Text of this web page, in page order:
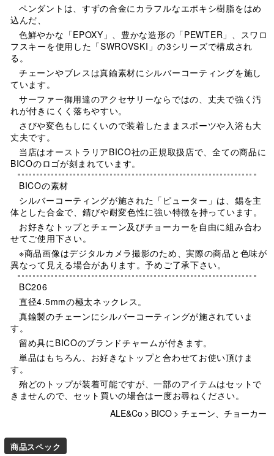
ペンダントは、すずの合金にカラフルなエポキシ樹脂をはめ
込んだ、
色鮮やかな「EPOXY」、豊かな造形の「PEWTER」、スワロ
フスキーを使用した「SWROVSKI」の3シリーズで構成され
る。
チェーンやブレスは真鍮素材にシルバーコーティングを施し
ています。
サーファー御用達のアクセサリーならではの、丈夫で強く汚
れが付きにくく落ちやすい。
さびや変色もしにくいので装着したままスポーツや入浴も大
丈夫です。
当店はオーストラリアBICO社の正規取扱店で、全ての商品に
BICOのロゴが刻まれています。
BICOの素材
シルバーコーティングが施された「ピューター」は、錫を主
体とした合金で、錆びや耐変色性に強い特徴を持っています。
お好きなトップとチェーン及びチョーカーを自由に組み合わ
せてご使用下さい。
※商品画像はデジタルカメラ撮影のため、実際の商品と色味が
異なって見える場合があります。予めご了承下さい。
BC206
直径4.5mmの極太ネックレス。
真鍮製のチェーンにシルバーコーティングが施されていま
す。
留め具にBICOのブランドチャームが付きます。
単品はもちろん、お好きなトップと合わせてお使い頂けま
す。
殆どのトップが装着可能ですが、一部のアイテムはセットで
きませんので、セット買いの場合は一度お尋ねください。
ALE&Co > BICO > チェーン、チョーカー
商品スペック